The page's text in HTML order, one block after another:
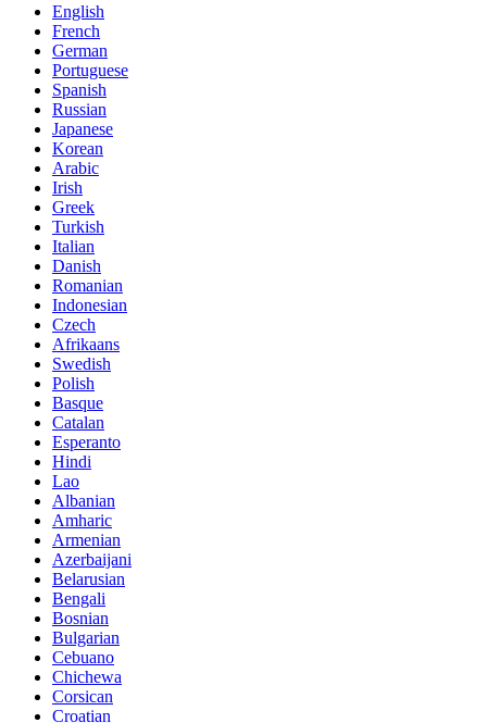
English
French
German
Portuguese
Spanish
Russian
Japanese
Korean
Arabic
Irish
Greek
Turkish
Italian
Danish
Romanian
Indonesian
Czech
Afrikaans
Swedish
Polish
Basque
Catalan
Esperanto
Hindi
Lao
Albanian
Amharic
Armenian
Azerbaijani
Belarusian
Bengali
Bosnian
Bulgarian
Cebuano
Chichewa
Corsican
Croatian